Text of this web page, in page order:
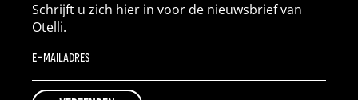
Schrijft u zich hier in voor de nieuwsbrief van
Otelli.